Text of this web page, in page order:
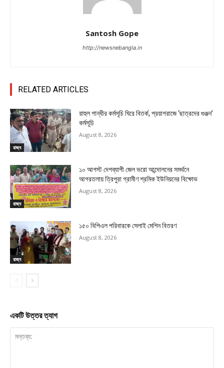
Santosh Gope
http://newsnebangla.in
RELATED ARTICLES
রাজ্য
রাহুল গান্ধীর কর্মসূচি ঘিরে বিতর্ক, প্রয়াগরাজে ‘ছাত্রদের গুঞ্জন’
কর্মসূচি
August 8, 2026
রাজ্য
১০ আগস্ট দেশব্যাপী জেল ভরো আন্দোলনের সমর্থনে
আগরতলায় ত্রিপুরা গ্রামীণ শ্রমিক ইউনিয়নের বিক্ষোভ
August 8, 2026
রাজ্য
১৫০ বিপিএল পরিবারকে সেলাই মেশিন বিতরণ
August 8, 2026
একটি উত্তর ত্যাগ